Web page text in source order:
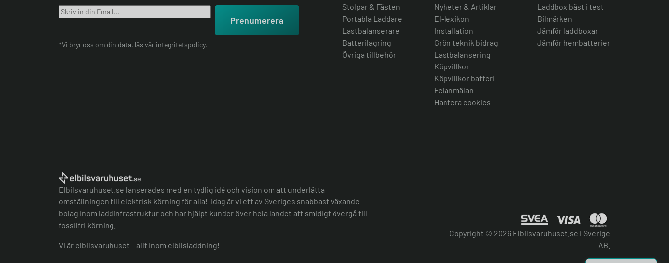
Prenumerera
*Vi bryr oss om din data, läs vår integritetspolicy.
Stolpar & Fästen
Portabla Laddare
Lastbalanserare
Batterilagring
Övriga tillbehör
Nyheter & Artiklar
El-lexikon
Installation
Grön teknik bidrag
Lastbalansering
Köpvillkor
Köpvillkor batteri
Felanmälan
Hantera cookies
Laddbox bäst i test
Bilmärken
Jämför laddboxar
Jämför hembatterier
Elbilsvaruhuset.se lanserades med en tydlig idé och vision om att underlätta
omställningen till elektrisk körning för alla! Idag är vi ett av Sveriges snabbast växande
bolag inom laddinfrastruktur och har hjälpt kunder över hela landet att smidigt övergå till
fossilfri körning.
Vi är elbilsvaruhuset – allt inom elbilsladdning!
Copyright © 2026 Elbilsvaruhuset.se i Sverige
AB.